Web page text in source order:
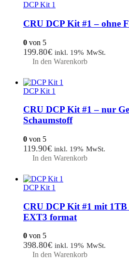
DCP Kit 1
CRU DCP Kit #1 – ohne
0 von 5
199.80€ inkl. 19% MwSt.
In den Warenkorb
DCP Kit 1
CRU DCP Kit #1 – nur
Schaumstoff
0 von 5
119.90€ inkl. 19% MwSt.
In den Warenkorb
DCP Kit 1
CRU DCP Kit #1 mit
EXT3 format
0 von 5
398.80€ inkl. 19% MwSt.
In den Warenkorb